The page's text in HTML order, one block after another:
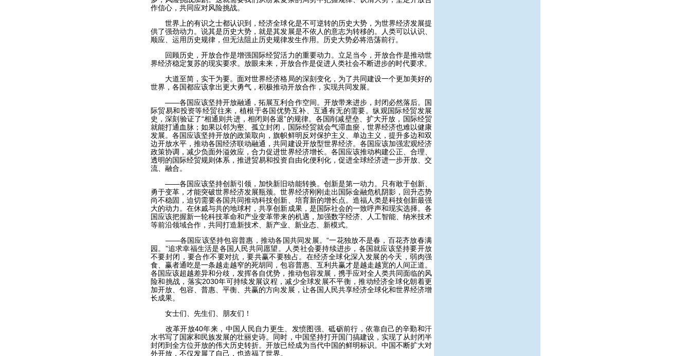
作信心，共同应对风险挑战。
世界上的有识之士都认识到，经济全球化是不可逆转的历史大势，为世界经济发展提
供了强劲动力。说其是历史大势，就是其发展是不依人的意志为转移的。人类可以认识、
顺应、运用历史规律，但无法阻止历史规律发生作用。历史大势必将浩荡前行。
回顾历史，开放合作是增强国际经贸活力的重要动力。立足当今，开放合作是推动世
界经济稳定复苏的现实要求。放眼未来，开放合作是促进人类社会不断进步的时代要求。
大道至简，实干为要。面对世界经济格局的深刻变化，为了共同建设一个更加美好的
世界，各国都应该拿出更大勇气，积极推动开放合作，实现共同发展。
——各国应该坚持开放融通，拓展互利合作空间。开放带来进步，封闭必然落后。国
际贸易和投资等经贸往来，植根于各国优势互补、互通有无的需要。纵观国际经贸发展
史，深刻验证了“相通则共进，相闭则各退”的规律。各国削减壁垒、扩大开放，国际经贸
就能打通血脉；如果以邻为壑、孤立封闭，国际经贸就会气滞血瘀，世界经济也难以健康
发展。各国应该坚持开放的政策取向，旗帜鲜明反对保护主义、单边主义，提升多边和双
边开放水平，推动各国经济联动融通，共同建设开放型世界经济。各国应该加强宏观经济
政策协调，减少负面外溢效应，合力促进世界经济增长。各国应该推动构建公正、合理、
透明的国际经贸规则体系，推进贸易和投资自由化便利化，促进全球经济进一步开放、交
流、融合。
——各国应该坚持创新引领，加快新旧动能转换。创新是第一动力。只有敢于创新、
勇于变革，才能突破世界经济发展瓶颈。世界经济刚刚走出国际金融危机阴影，回升态势
尚不稳固，迫切需要各国共同推动科技创新、培育新的增长点。造福人类是科技创新最强
大的动力。在休戚与共的地球村，共享创新成果，是国际社会的一致呼声和现实选择。各
国应该把握新一轮科技革命和产业变革带来的机遇，加强数字经济、人工智能、纳米技术
等前沿领域合作，共同打造新技术、新产业、新业态、新模式。
——各国应该坚持包容普惠，推动各国共同发展。“一花独放不是春，百花齐放春满
园。”追求幸福生活是各国人民共同愿望。人类社会要持续进步，各国就应该坚持要开放
不要封闭，要合作不要对抗，要共赢不要独占。在经济全球化深入发展的今天，弱肉强
食、赢者通吃是一条越走越窄的死胡同，包容普惠、互利共赢才是越走越宽的人间正道。
各国应该超越差异和分歧，发挥各自优势，推动包容发展，携手应对全人类共同面临的风
险和挑战，落实2030年可持续发展议程，减少全球发展不平衡，推动经济全球化朝着更
加开放、包容、普惠、平衡、共赢的方向发展，让各国人民共享经济全球化和世界经济增
长成果。
女士们、先生们、朋友们！
改革开放40年来，中国人民自力更生、发愤图强、砥砺前行，依靠自己的辛勤和汗
水书写了国家和民族发展的壮丽史诗。同时，中国坚持打开国门搞建设，实现了从封闭半
封闭到全方位开放的伟大历史转折。开放已经成为当代中国的鲜明标识。中国不断扩大对
外开放，不仅发展了自己，也造福了世界。